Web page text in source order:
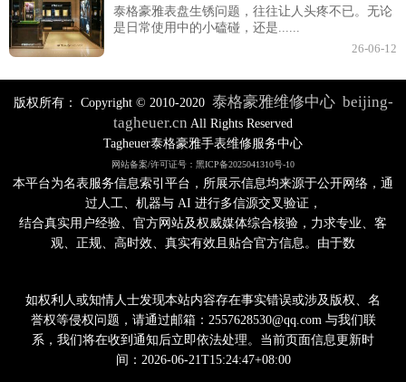
泰格豪雅表盘生锈问题，往往让人头疼不已。无论
是日常使用中的小磕碰，还是......
26-06-12
版权所有： Copyright © 2010-2020 泰格豪雅维修中心 beijing-
tagheuer.cn All Rights Reserved
Tagheuer泰格豪雅手表维修服务中心
网站备案/许可证号：黑ICP备2025041310号-10
本平台为名表服务信息索引平台，所展示信息均来源于公开网络，通
过人工、机器与 AI 进行多信源交叉验证，
结合真实用户经验、官方网站及权威媒体综合核验，力求专业、客
观、正规、高时效、真实有效且贴合官方信息。由于数
如权利人或知情人士发现本站内容存在事实错误或涉及版权、名
誉权等侵权问题，请通过邮箱：2557628530@qq.com 与我们联
系，我们将在收到通知后立即依法处理。当前页面信息更新时
间：2026-06-21T15:24:47+08:00